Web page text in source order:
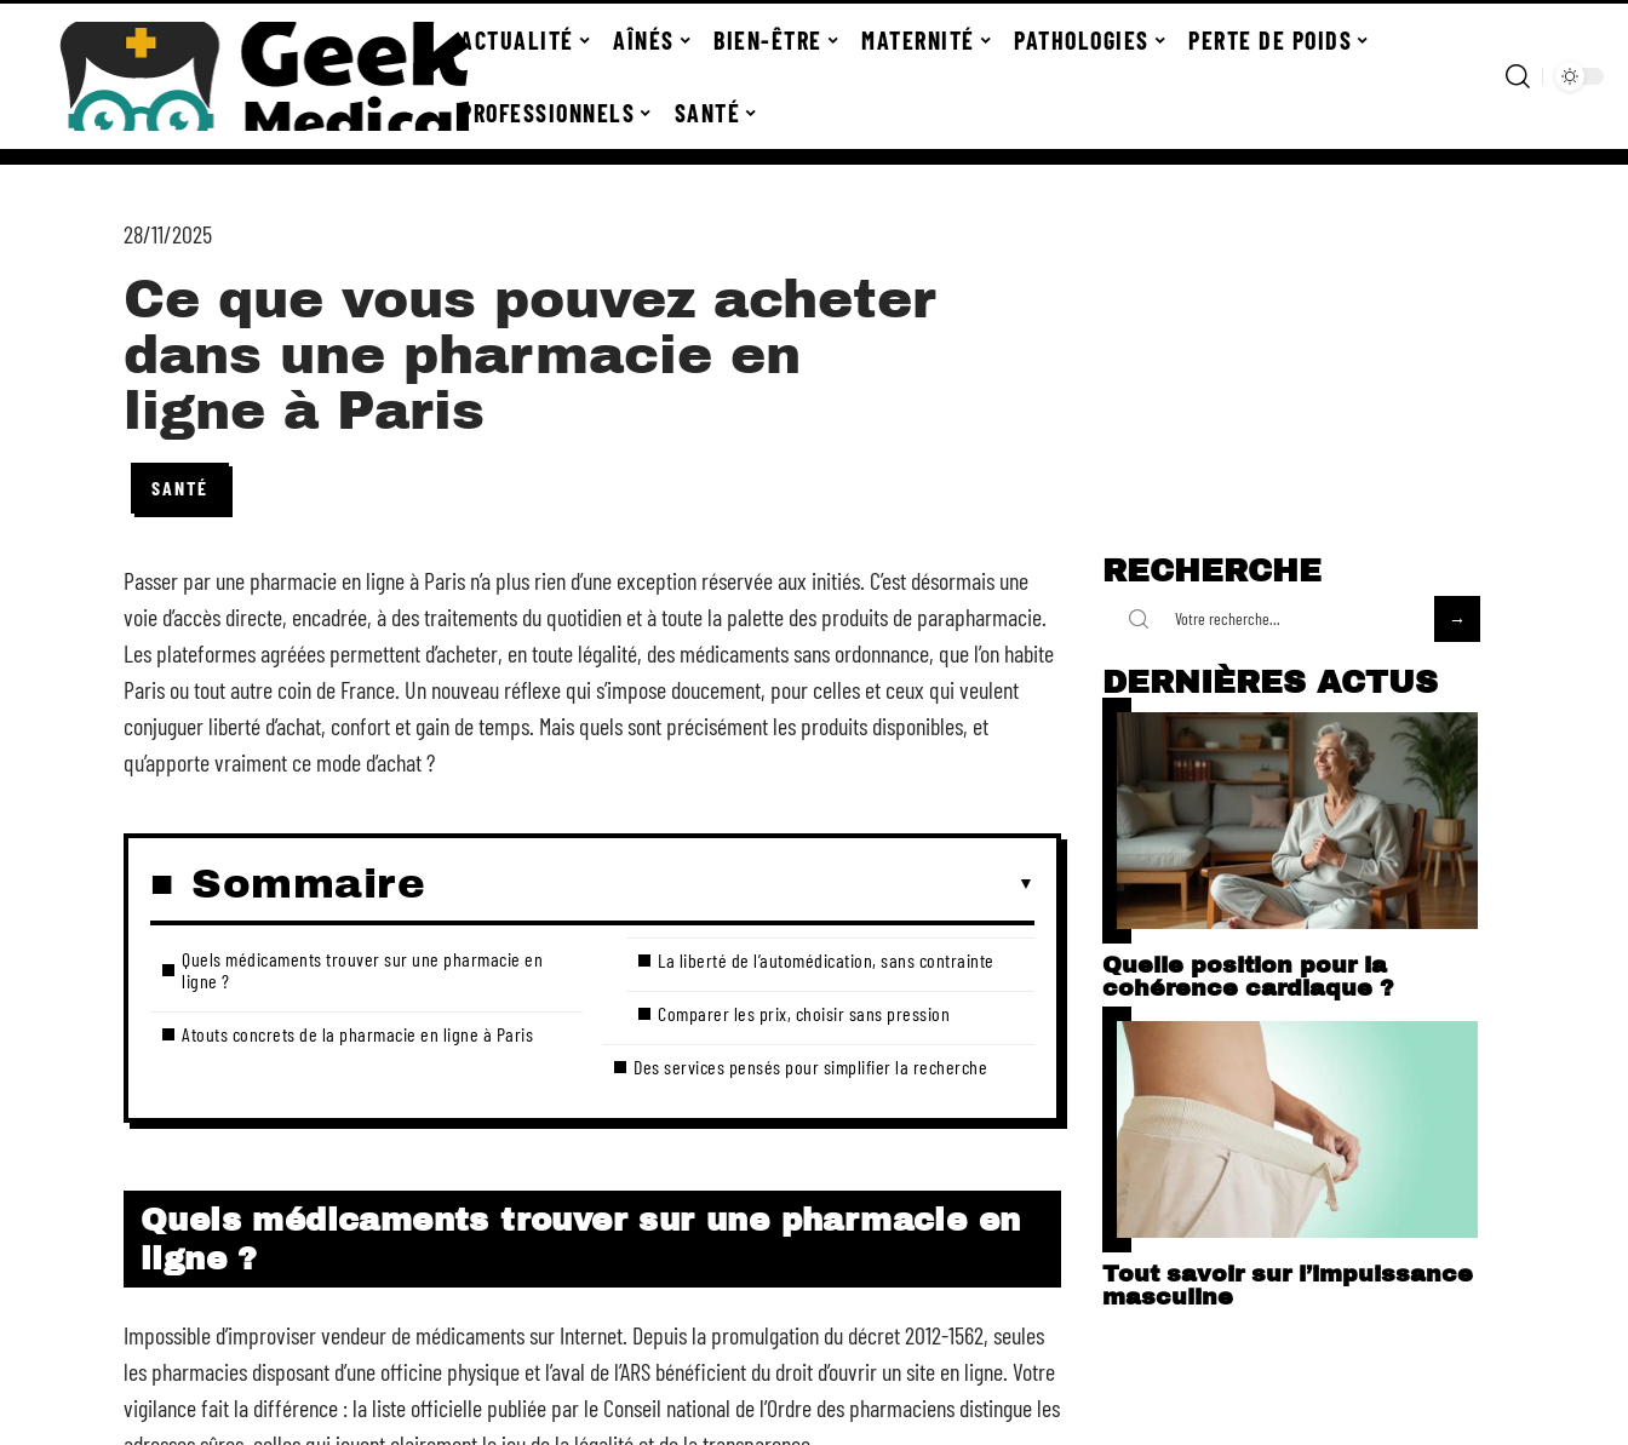
ACTUALITÉ AÎNÉS BIEN-ÊTRE MATERNITÉ PATHOLOGIES PERTE DE POIDS
PROFESSIONNELS SANTÉ
28/11/2025
Ce que vous pouvez acheter
dans une pharmacie en
ligne à Paris
SANTÉ
Passer par une pharmacie en ligne à Paris n’a plus rien d’une exception réservée aux initiés. C’est désormais une
voie d’accès directe, encadrée, à des traitements du quotidien et à toute la palette des produits de parapharmacie.
Les plateformes agréées permettent d’acheter, en toute légalité, des médicaments sans ordonnance, que l’on habite
Paris ou tout autre coin de France. Un nouveau réflexe qui s’impose doucement, pour celles et ceux qui veulent
conjuguer liberté d’achat, confort et gain de temps. Mais quels sont précisément les produits disponibles, et
qu’apporte vraiment ce mode d’achat ?
Sommaire
Quels médicaments trouver sur une pharmacie en
ligne ?
Atouts concrets de la pharmacie en ligne à Paris
La liberté de l’automédication, sans contrainte
Comparer les prix, choisir sans pression
Des services pensés pour simplifier la recherche
Quels médicaments trouver sur une pharmacie en
ligne ?
Impossible d’improviser vendeur de médicaments sur Internet. Depuis la promulgation du décret 2012-1562, seules
les pharmacies disposant d’une officine physique et l’aval de l’ARS bénéficient du droit d’ouvrir un site en ligne. Votre
vigilance fait la différence : la liste officielle publiée par le Conseil national de l’Ordre des pharmaciens distingue les
RECHERCHE
DERNIÈRES ACTUS
Quelle position pour la
cohérence cardiaque ?
Tout savoir sur l’impuissance
masculine